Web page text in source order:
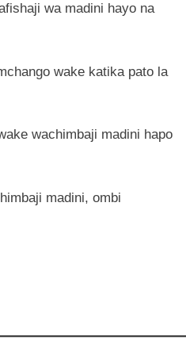
wa madini hayo na
wake katika pato la
wachimbaji madini hapo
madini, ombi